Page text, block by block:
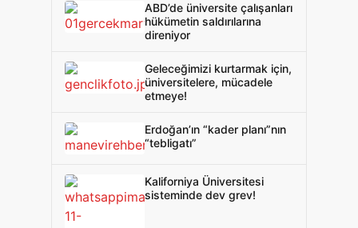
ABD’de üniversite çalışanları
hükümetin saldırılarına
direniyor
Geleceğimizi kurtarmak için,
üniversitelere, mücadele
etmeye!
Erdoğan’ın “kader planı”nın
“tebligatı”
Kaliforniya Üniversitesi
sisteminde dev grev!